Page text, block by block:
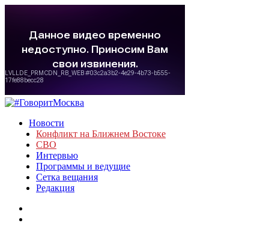
Новости
Конфликт на Ближнем Востоке
СВО
Интервью
Программы и ведущие
Сетка вещания
Редакция